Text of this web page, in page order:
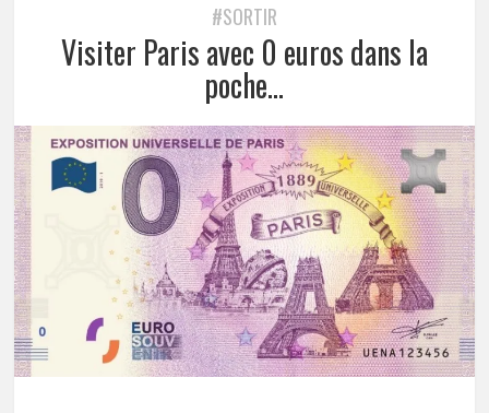
#SORTIR
Visiter Paris avec 0 euros dans la
poche…